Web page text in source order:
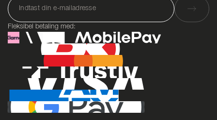
Fleksibel betaling med: